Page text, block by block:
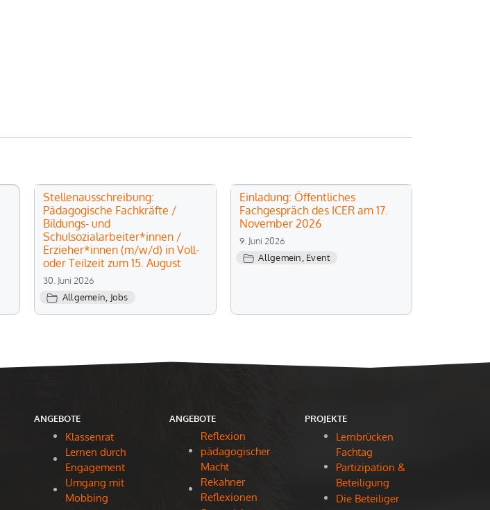
Stellenausschreibung:
Pädagogische Fachkräfte /
Bildungs- und
Schulsozialarbeiter*innen /
Erzieher*innen (m/w/d) in Voll-
oder Teilzeit zum 15. August
30. Juni 2026
Allgemein, Jobs
Einladung: Öffentliches
Fachgespräch des ICER am 17.
November 2026
9. Juni 2026
Allgemein, Event
ANGEBOTE
Klassenrat
Lernen durch
Engagement
Umgang mit
Mobbing
ANGEBOTE
Reflexion
pädagogischer
Macht
Rekahner
Reflexionen
PROJEKTE
Lernbrücken
Fachtag
Partizipation &
Beteiligung
Die Beteiliger